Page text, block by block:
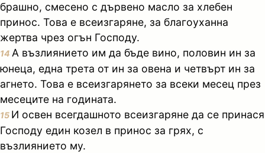
брашно, смесено с дървено масло за хлебен
принос. Това е всеизгаряне, за благоуханна
жертва чрез огън Господу.
14 А възлиянието им да бъде вино, половин ин за
юнеца, една трета от ин за овена и четвърт ин за
агнето. Това е всеизгарянето за всеки месец през
месеците на годината.
15 И освен всегдашното всеизгаряне да се принася
Господу един козел в принос за грях, с
възлиянието му.